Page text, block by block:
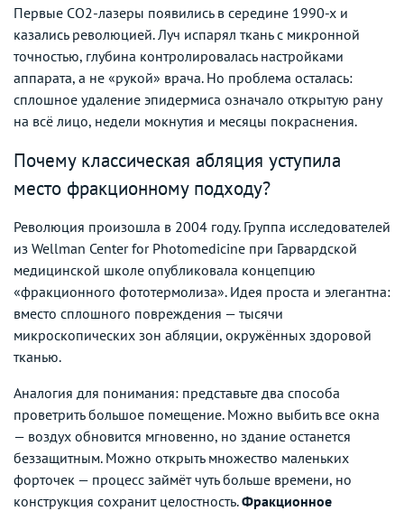
Первые CO2-лазеры появились в середине 1990-х и
казались революцией. Луч испарял ткань с микронной
точностью, глубина контролировалась настройками
аппарата, а не «рукой» врача. Но проблема осталась:
сплошное удаление эпидермиса означало открытую рану
на всё лицо, недели мокнутия и месяцы покраснения.
Почему классическая абляция уступила
место фракционному подходу?
Революция произошла в 2004 году. Группа исследователей
из Wellman Center for Photomedicine при Гарвардской
медицинской школе опубликовала концепцию
«фракционного фототермолиза». Идея проста и элегантна:
вместо сплошного повреждения — тысячи
микроскопических зон абляции, окружённых здоровой
тканью.
Аналогия для понимания: представьте два способа
проветрить большое помещение. Можно выбить все окна
— воздух обновится мгновенно, но здание останется
беззащитным. Можно открыть множество маленьких
форточек — процесс займёт чуть больше времени, но
конструкция сохранит целостность.Фракционное